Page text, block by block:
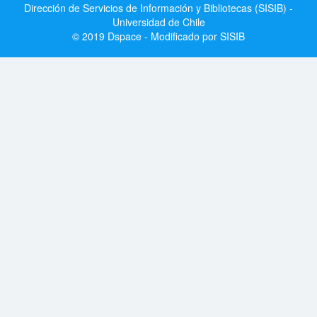
Dirección de Servicios de Información y Bibliotecas (SISIB) -
Universidad de Chile
© 2019 Dspace - Modificado por SISIB